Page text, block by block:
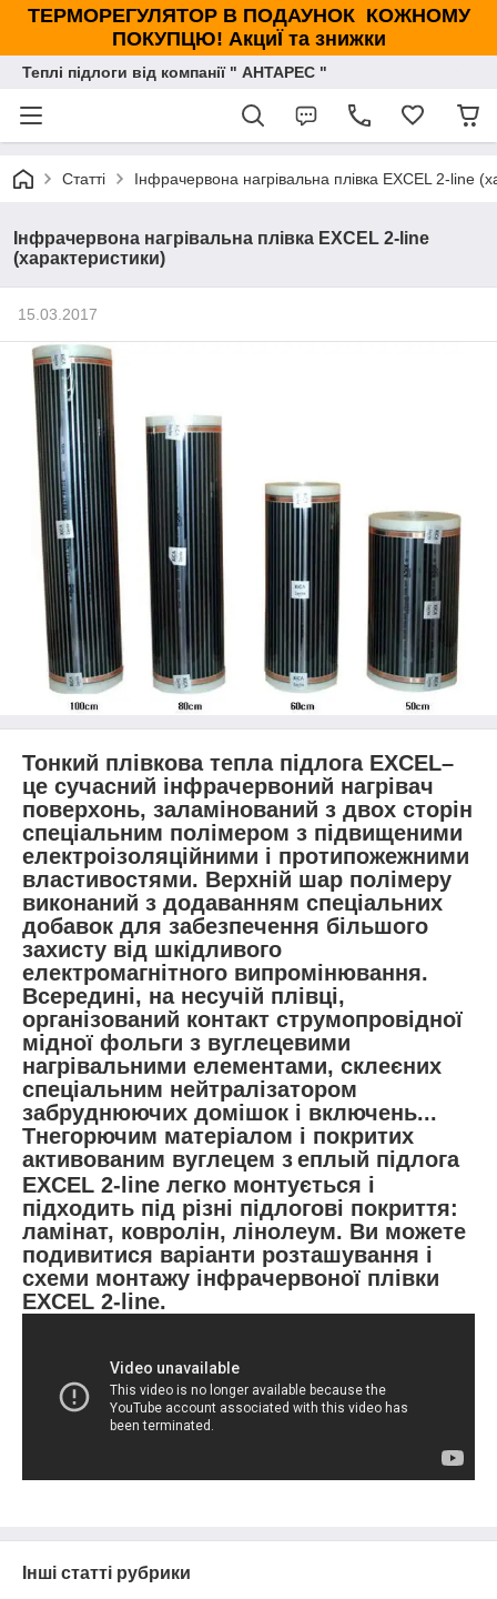
ТЕРМОРЕГУЛЯТОР В ПОДАУНОК КОЖНОМУ
ПОКУПЦЮ! АкциЇ та знижки
Теплі підлоги від компанії " АНТАРЕС "
Статті Інфрачервона нагрівальна плівка EXCEL 2-line
Інфрачервона нагрівальна плівка EXCEL 2-line
(характеристики)
15.03.2017
Тонкий плівкова тепла підлога EXCEL–
це сучасний інфрачервоний нагрівач
поверхонь, заламінований з двох сторін
спеціальним полімером з підвищеними
електроізоляційними і протипожежними
властивостями. Верхній шар полімеру
виконаний з додаванням спеціальних
добавок для забезпечення більшого
захисту від шкідливого
електромагнітного випромінювання.
Всередині, на несучій плівці,
організований контакт струмопровідної
мідної фольги з вуглецевими
нагрівальними елементами, склеєних
спеціальним нейтралізатором
забруднюючих домішок і включень...
Тнегорючим матеріалом і покритих
активованим вуглецем зеплый підлога
EXCEL 2-line легко монтується і
підходить під різні підлогові покриття:
ламінат, ковролін, лінолеум. Ви можете
подивитися варіанти розташування і
схеми монтажу інфрачервоної плівки
EXCEL 2-line.
Інші статті рубрики